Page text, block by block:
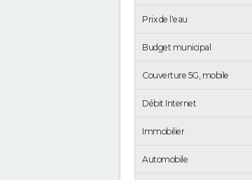
Prix de l'eau
Budget municipal
Couverture 5G, mobile
Débit Internet
Immobilier
Automobile